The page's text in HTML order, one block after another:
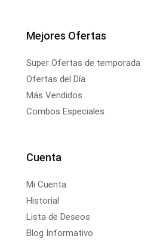
Mejores Ofertas
Super Ofertas de temporada
Ofertas del Día
Más Vendidos
Combos Especiales
Cuenta
Mi Cuenta
Historial
Lista de Deseos
Blog Informativo